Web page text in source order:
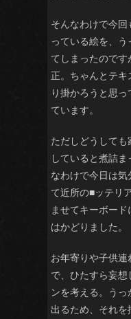
そんなわけで今
っている絵を、
てしまったので
正。ちゃんとテ
り掛かろうと思
ています。
ただしどうして
していると煮詰
なわけで今日は気
て近所の■ッテリ
ませてキーボー
はかどりました。
お年寄りや子供
で、ひたすら妄
ンを考える。う
出るため、それ